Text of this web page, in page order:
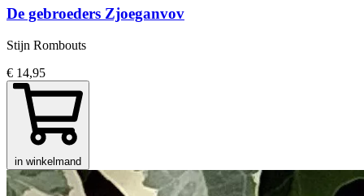
De gebroeders Zjoeganvov
Stijn Rombouts
€ 14,95
in winkelmand